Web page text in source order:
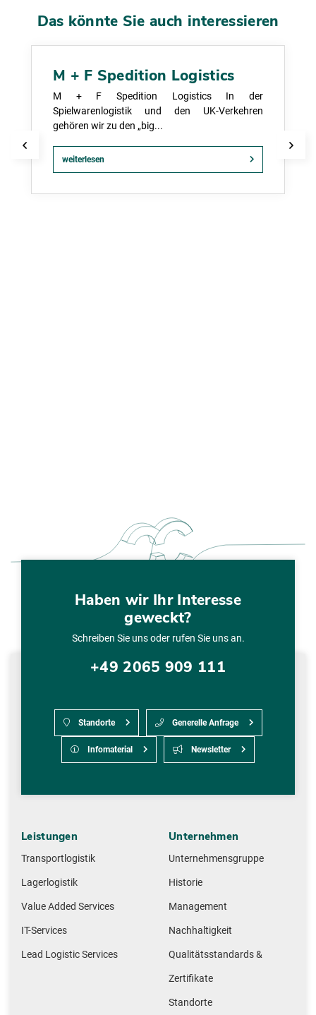
Das könnte Sie auch interessieren
M + F Spedition Logistics
M + F Spedition Logistics In der
Spielwarenlogistik und den UK-Verkehren
gehören wir zu den „big...
weiterlesen
Haben wir Ihr Interesse
geweckt?
Schreiben Sie uns oder rufen Sie uns an.
+49 2065 909 111
Standorte Generelle Anfrage
Infomaterial Newsletter
Leistungen
Transportlogistik
Lagerlogistik
Value Added Services
IT-Services
Lead Logistic Services
Unternehmen
Unternehmensgruppe
Historie
Management
Nachhaltigkeit
Qualitätsstandards &
Zertifikate
Standorte